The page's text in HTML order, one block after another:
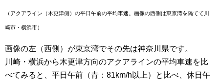
（アクアライン（木更津側）の平日午前の平均車速。画像の西側は東京湾を隔てて川
崎市・横浜市）
画像の左（西側） が東京湾でその先は神奈川県です。
川崎・横浜から木更津方向のアクアラインの平均車速を比
べてみると、平日午前（青：81km/h以上）と比べ、休日午